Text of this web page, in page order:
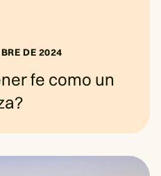
DE 2024
fe como un